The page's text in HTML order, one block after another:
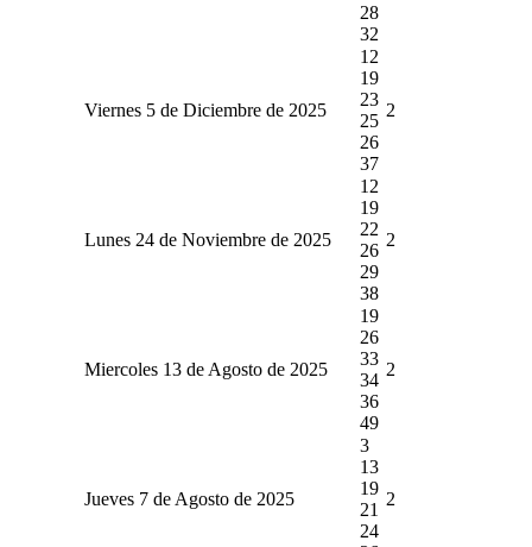
28
32
Viernes 5 de Diciembre de 2025
12
19
23
25
26
37
2
Lunes 24 de Noviembre de 2025
12
19
22
26
29
38
2
Miercoles 13 de Agosto de 2025
19
26
33
34
36
49
2
Jueves 7 de Agosto de 2025
3
13
19
21
24
2